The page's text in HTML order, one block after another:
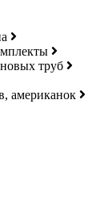
труб
американок